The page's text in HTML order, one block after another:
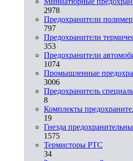
2978
Предохранители
797
Предохранители
353
Предохранители
1074
Промышленные
3006
Предохранитель
8
Комплекты
19
Гнезда
1575
Термисторы PTC
34